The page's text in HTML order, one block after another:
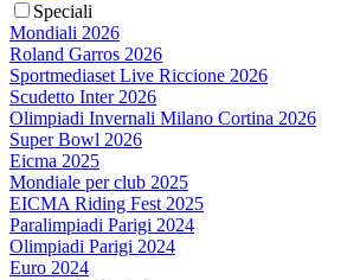
Speciali
Mondiali 2026
Roland Garros 2026
Sportmediaset Live Riccione 2026
Scudetto Inter 2026
Olimpiadi Invernali Milano Cortina 2026
Super Bowl 2026
Eicma 2025
Mondiale per club 2025
EICMA Riding Fest 2025
Paralimpiadi Parigi 2024
Olimpiadi Parigi 2024
Euro 2024